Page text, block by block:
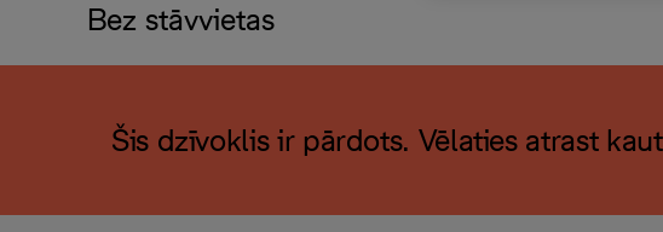
Bez stāvvietas
Šis dzīvoklis ir pārdots. Vēlaties atrast